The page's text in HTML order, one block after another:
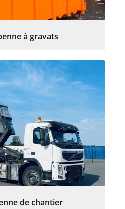
à gravats
de chantier